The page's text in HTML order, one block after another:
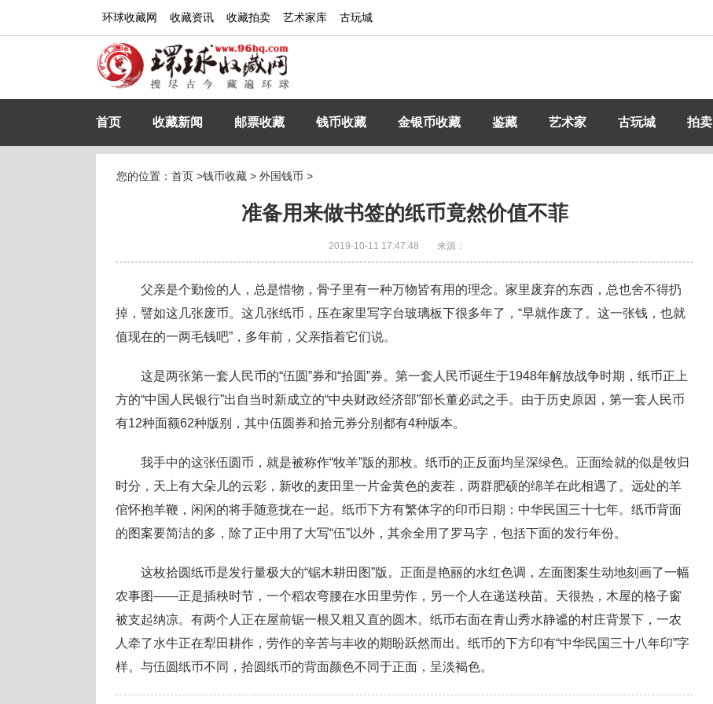
环球收藏网 收藏资讯 收藏拍卖 艺术家库 古玩城
首页 收藏新闻 邮票收藏 钱币收藏 金银币收藏 鉴藏 艺术家 古玩城 拍卖
您的位置： 首页 >钱币收藏 > 外国钱币 >
准备用来做书签的纸币竟然价值不菲
2019-10-11 17:47:48 来源：
父亲是个勤俭的人，总是惜物，骨子里有一种万物皆有用的理念。家里废弃的东西，总也舍不得扔
掉，譬如这几张废币。这几张纸币，压在家里写字台玻璃板下很多年了，“早就作废了。这一张钱，也就
值现在的一两毛钱吧”，多年前，父亲指着它们说。
这是两张第一套人民币的“伍圆”券和“拾圆”券。第一套人民币诞生于1948年解放战争时期，纸币正上
方的“中国人民银行”出自当时新成立的“中央财政经济部”部长董必武之手。由于历史原因，第一套人民币
有12种面额62种版别，其中伍圆券和拾元券分别都有4种版本。
我手中的这张伍圆币，就是被称作“牧羊”版的那枚。纸币的正反面均呈深绿色。正面绘就的似是牧归
时分，天上有大朵儿的云彩，新收的麦田里一片金黄色的麦茬，两群肥硕的绵羊在此相遇了。远处的羊
倌怀抱羊鞭，闲闲的将手随意拢在一起。纸币下方有繁体字的印币日期：中华民国三十七年。纸币背面
的图案要简洁的多，除了正中用了大写“伍”以外，其余全用了罗马字，包括下面的发行年份。
这枚拾圆纸币是发行量极大的“锯木耕田图”版。正面是艳丽的水红色调，左面图案生动地刻画了一幅
农事图——正是插秧时节，一个稻农弯腰在水田里劳作，另一个人在递送秧苗。天很热，木屋的格子窗
被支起纳凉。有两个人正在屋前锯一根又粗又直的圆木。纸币右面在青山秀水静谧的村庄背景下，一农
人牵了水牛正在犁田耕作，劳作的辛苦与丰收的期盼跃然而出。纸币的下方印有“中华民国三十八年印”字
样。与伍圆纸币不同，拾圆纸币的背面颜色不同于正面，呈淡褐色。